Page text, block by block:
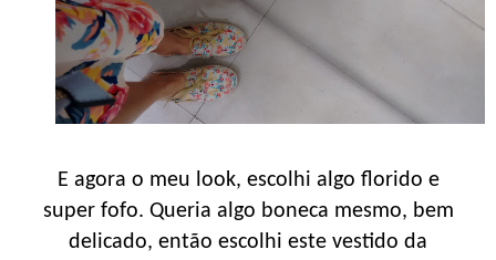
E agora o meu look, escolhi algo florido e
super fofo. Queria algo boneca mesmo, bem
delicado, então escolhi este vestido da